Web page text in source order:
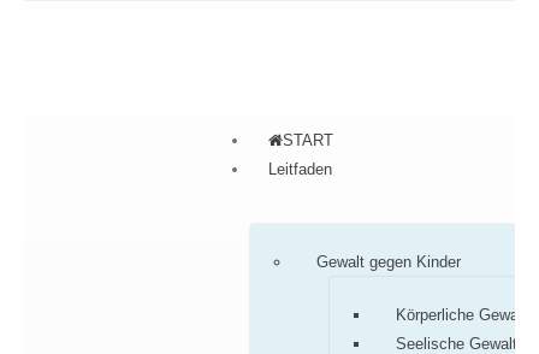
START
Leitfaden
Gewalt gegen Kinder
Körperliche Gewalt
Seelische Gewalt